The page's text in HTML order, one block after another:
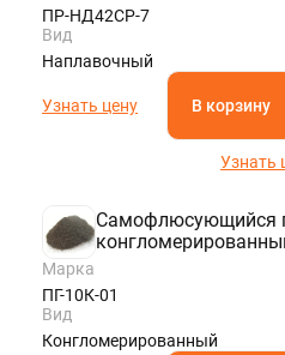
ПР-НД42СР-7
Вид
Наплавочный
Узнать цену В корзину
Узнать
Самофлюсующийся
Марка
ПГ-10К-01
Вид
Конгломерированный